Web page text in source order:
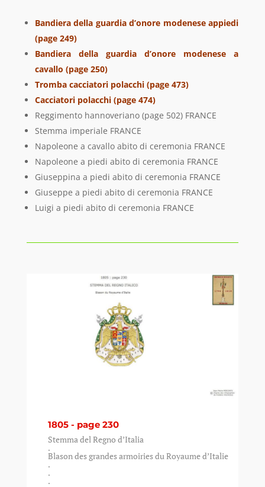
Bandiera della guardia d’onore modenese appiedi
(page 249)
Bandiera della guardia d’onore modenese a
cavallo (page 250)
Tromba cacciatori polacchi (page 473)
Cacciatori polacchi (page 474)
Reggimento hannoveriano (page 502) FRANCE
Stemma imperiale FRANCE
Napoleone a cavallo abito di ceremonia FRANCE
Napoleone a piedi abito di ceremonia FRANCE
Giuseppina a piedi abito di ceremonia FRANCE
Giuseppe a piedi abito di ceremonia FRANCE
Luigi a piedi abito di ceremonia FRANCE
1805 - page 230
Stemma del Regno d’Italia
.
Blason des grandes armoiries du Royaume d’Italie
.
.
.